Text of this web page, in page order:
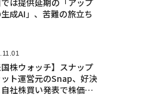
成AI」、苦難の旅立ち
国株ウォッチ】スナップ
ト運営元のSnap、好決
社株買い発表で株価急